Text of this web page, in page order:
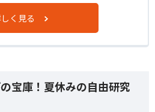
く見る
宝庫！夏休みの自由研究